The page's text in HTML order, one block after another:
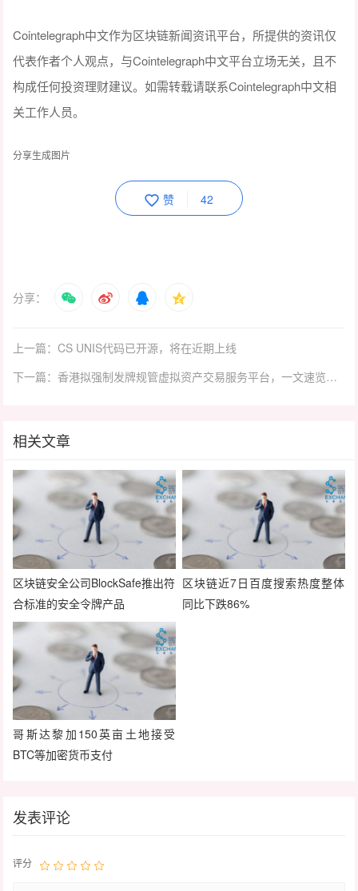
Cointelegraph中文作为区块链新闻资讯平台，所提供的资讯仅
代表作者个人观点，与Cointelegraph中文平台立场无关，且不
构成任何投资理财建议。如需转载请联系Cointelegraph中文相
关工作人员。
分享生成图片
赞 42
分享：
上一篇：CS UNIS代码已开源，将在近期上线
下一篇：香港拟强制发牌规管虚拟资产交易服务平台，一文速览关键要点
相关文章
区块链安全公司BlockSafe推出符
合标准的安全令牌产品
区块链近7日百度搜索热度整体
同比下跌86%
哥斯达黎加150英亩土地接受
BTC等加密货币支付
发表评论
评分